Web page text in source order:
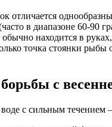
отличается
в диапазоне 60-90
находится в
точка стоянки
с
с сильным течением